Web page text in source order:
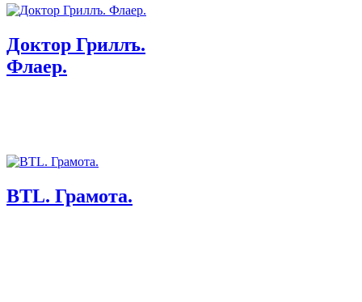
Доктор Гриллъ.
Флаер.
BTL. Грамота.